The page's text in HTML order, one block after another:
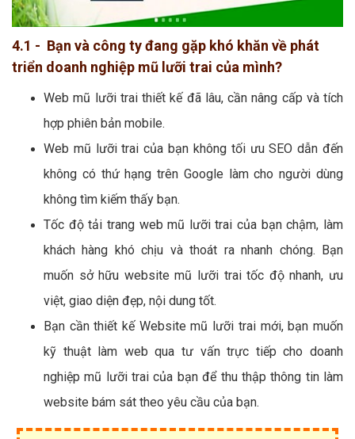
4.1 - Bạn và công ty đang gặp khó khăn về phát
triển doanh nghiệp mũ lưỡi trai của mình?
Web mũ lưỡi trai thiết kế đã lâu, cần nâng cấp và tích
hợp phiên bản mobile.
Web mũ lưỡi trai của bạn không tối ưu SEO dẫn đến
không có thứ hạng trên Google làm cho người dùng
không tìm kiếm thấy bạn.
Tốc độ tải trang web mũ lưỡi trai của bạn chậm, làm
khách hàng khó chịu và thoát ra nhanh chóng. Bạn
muốn sở hữu website mũ lưỡi trai tốc độ nhanh, ưu
việt, giao diện đẹp, nội dung tốt.
Bạn cần thiết kế Website mũ lưỡi trai mới, bạn muốn
kỹ thuật làm web qua tư vấn trực tiếp cho doanh
nghiệp mũ lưỡi trai của bạn để thu thập thông tin làm
website bám sát theo yêu cầu của bạn.